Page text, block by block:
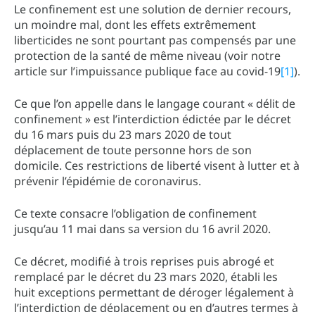
Le confinement est une solution de dernier recours,
un moindre mal, dont les effets extrêmement
liberticides ne sont pourtant pas compensés par une
protection de la santé de même niveau (voir notre
article sur l’impuissance publique face au covid-19[1]).
Ce que l’on appelle dans le langage courant « délit de
confinement » est l’interdiction édictée par le décret
du 16 mars puis du 23 mars 2020 de tout
déplacement de toute personne hors de son
domicile. Ces restrictions de liberté visent à lutter et à
prévenir l’épidémie de coronavirus.
Ce texte consacre l’obligation de confinement
jusqu’au 11 mai dans sa version du 16 avril 2020.
Ce décret, modifié à trois reprises puis abrogé et
remplacé par le décret du 23 mars 2020, établi les
huit exceptions permettant de déroger légalement à
l’interdiction de déplacement ou en d’autres termes à